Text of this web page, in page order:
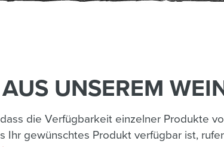
UNSEREM
die Verfügbarkeit einzelner Produkte
Ihr gewünschtes Produkt verfügbar ist,